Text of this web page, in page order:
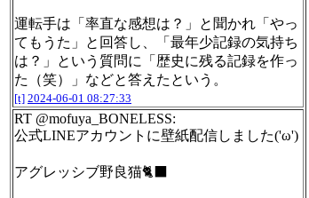
運転手は「率直な感想は？」と聞かれ「やっ
てもうた」と回答し、「最年少記録の気持ち
は？」という質問に「歴史に残る記録を作っ
た（笑）」などと答えたという。
[t] 2024-06-01 08:27:33
RT @mofuya_BONELESS:
公式LINEアカウントに壁紙配信しました('ω')
アグレッシブ野良猫🐈‍⬛